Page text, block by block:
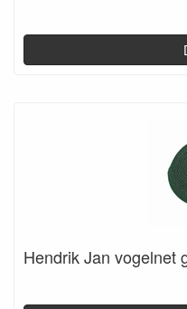
Hendrik Jan vogelnet